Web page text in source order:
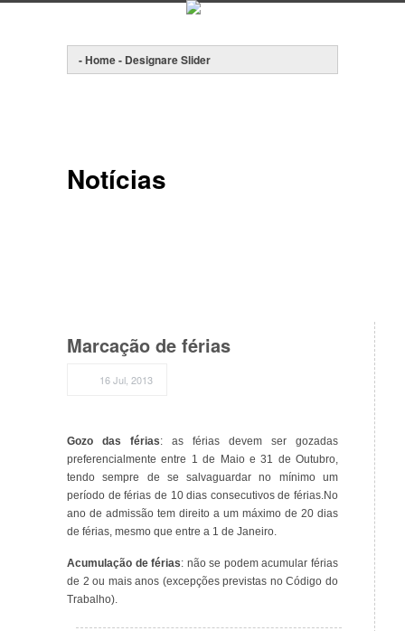
Notícias
Marcação de férias
16 Jul, 2013
Gozo das férias: as férias devem ser gozadas
preferencialmente entre 1 de Maio e 31 de Outubro,
tendo sempre de se salvaguardar no mínimo um
período de férias de 10 dias consecutivos de férias.No
ano de admissão tem direito a um máximo de 20 dias
de férias, mesmo que entre a 1 de Janeiro.
Acumulação de férias: não se podem acumular férias
de 2 ou mais anos (excepções previstas no Código do
Trabalho).